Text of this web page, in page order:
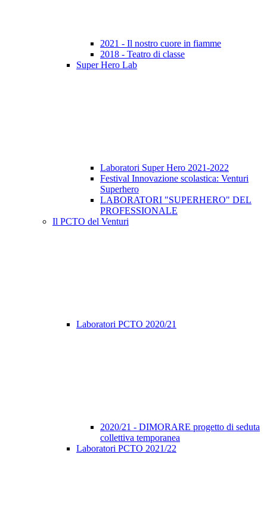
2021 - Il nostro cuore in fiamme
2018 - Teatro di classe
Super Hero Lab
Laboratori Super Hero 2021-2022
Festival Innovazione scolastica: Venturi
Superhero
LABORATORI "SUPERHERO" DEL
PROFESSIONALE
Il PCTO del Venturi
Laboratori PCTO 2020/21
2020/21 - DIMORARE progetto di seduta
collettiva temporanea
Laboratori PCTO 2021/22